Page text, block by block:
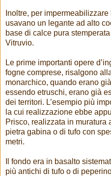
Inoltre, per
usavano un legante ad alto
base di calce pura
Vitruvio.
Le prime importanti opere
fogne comprese, risalgono
monarchico, quando erano
essendo etruschi, erano già
dei territori. L’esempio più
la cui realizzazione ebbe
Prisco, realizzata in muratura
pietra gabina o di tufo con
metri.
Il fondo era in basalto
più antichi di tufo o di